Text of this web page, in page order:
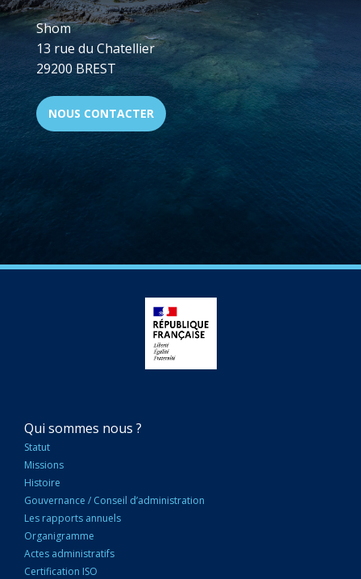
Shom
13 rue du Chatellier
29200 BREST
NOUS CONTACTER
NAVIGATION
PRINCIPALE
Qui sommes nous ?
Statut
Missions
Histoire
Gouvernance / Conseil d’administration
Les rapports annuels
Organigramme
Actes administratifs
Certification ISO